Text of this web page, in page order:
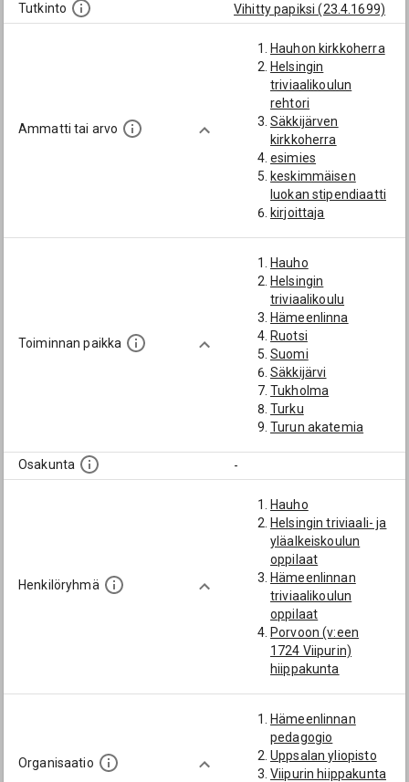
Tutkinto Vihitty papiksi (23.4.1699)
Ammatti tai arvo
Hauhon kirkkoherra
Helsingin
triviaalikoulun
rehtori
Säkkijärven
kirkkoherra
esimies
keskimmäisen
luokan stipendiaatti
kirjoittaja
pappi
sotavanki
teologian lehtori
valtiopäivämies
ylimmän luokan
stipendiaatti
Toiminnan paikka
Hauho
Helsingin
triviaalikoulu
Hämeenlinna
Ruotsi
Suomi
Säkkijärvi
Tukholma
Turku
Turun akatemia
Viipurin hiippakunta
Viipurin lukio
Västerbottenin lääni
Osakunta -
Henkilöryhmä
Hauho
Helsingin triviaali- ja
yläalkeiskoulun
oppilaat
Hämeenlinnan
triviaalikoulun
oppilaat
Porvoon (v:een
1724 Viipurin)
hiippakunta
Viipurin lukion
oppilaat
Organisaatio
Hämeenlinnan
pedagogio
Uppsalan yliopisto
Viipurin hiippakunta